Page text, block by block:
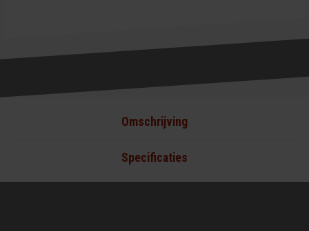
Omschrijving
Specificaties